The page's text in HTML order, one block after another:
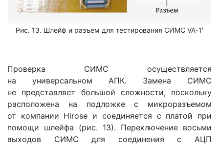
Рис. 13. Шлейф и разъем для тестирования СИМС VA-1'
Проверка СИМС осуществляется
на универсальном АПК. Замена СИМС
не представляет большой сложности, поскольку
расположена на подложке с микроразъемом
от компании Hirose и соединяется с платой при
помощи шлейфа (рис. 13). Переключение восьми
выходов СИМС для соединения с АЦП